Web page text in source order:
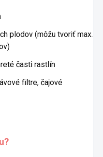
plodov (môžu tvoriť max.
časti rastlín
filtre, čajové